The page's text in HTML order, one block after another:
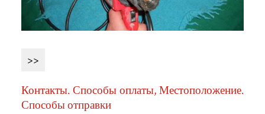
>>
Контакты. Способы оплаты, Местоположение.
Способы отправки